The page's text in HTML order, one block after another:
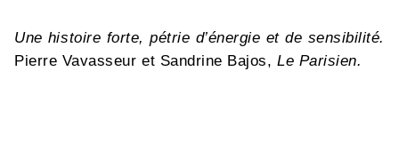
Une histoire forte, pétrie d’énergie et de sensibilité.
Pierre Vavasseur et Sandrine Bajos,Le Parisien.